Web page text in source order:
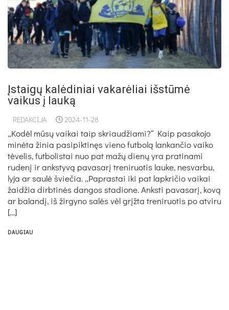
Įstaigų kalėdiniai vakarėliai išstūmė
vaikus į lauką
REDAKCIJA 2024-11-28
„Kodėl mūsų vaikai taip skriaudžiami?“ Kaip pasakojo
minėta žinia pasipiktinęs vieno futbolą lankančio vaiko
tėvelis, futbolistai nuo pat mažų dienų yra pratinami
rudenį ir ankstyvą pavasarį treniruotis lauke, nesvarbu,
lyja ar saulė šviečia. „Paprastai iki pat lapkričio vaikai
žaidžia dirbtinės dangos stadione. Anksti pavasarį, kovą
ar balandį, iš žirgyno salės vėl grįžta treniruotis po atviru
[…]
DAUGIAU